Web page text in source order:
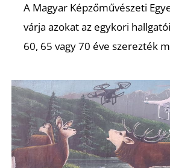
A Magyar Képzőművészeti
várja azokat az egykori
60, 65 vagy 70 éve szerezték